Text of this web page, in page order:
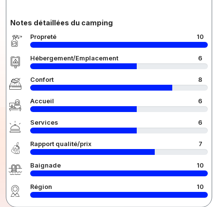
Notes détaillées du camping
Propreté 10
Hébergement/Emplacement 6
Confort 8
Accueil 6
Services 6
Rapport qualité/prix 7
Baignade 10
Région 10